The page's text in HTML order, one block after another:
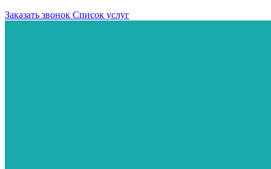
Заказать звонок Список услуг